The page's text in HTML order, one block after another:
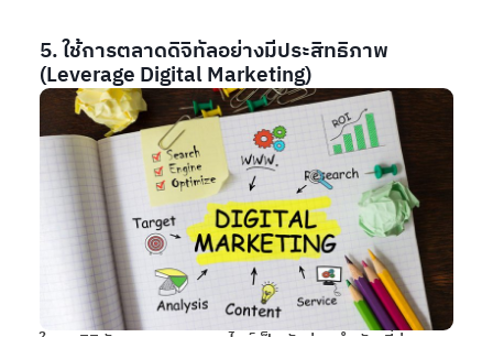
5. ใช้การตลาดดิจิทัลอย่างมีประสิทธิภาพ
(Leverage Digital Marketing)